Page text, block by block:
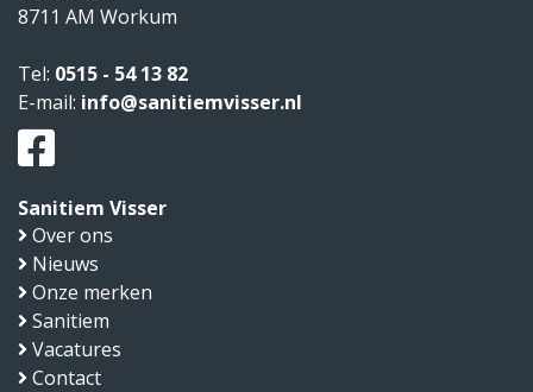
8711 AM Workum
Tel: 0515 - 54 13 82
E-mail: info@sanitiemvisser.nl
Sanitiem Visser
Over ons
Nieuws
Onze merken
Sanitiem
Vacatures
Contact